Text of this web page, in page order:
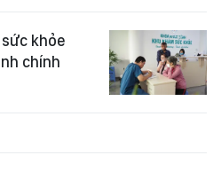
khỏe
chính